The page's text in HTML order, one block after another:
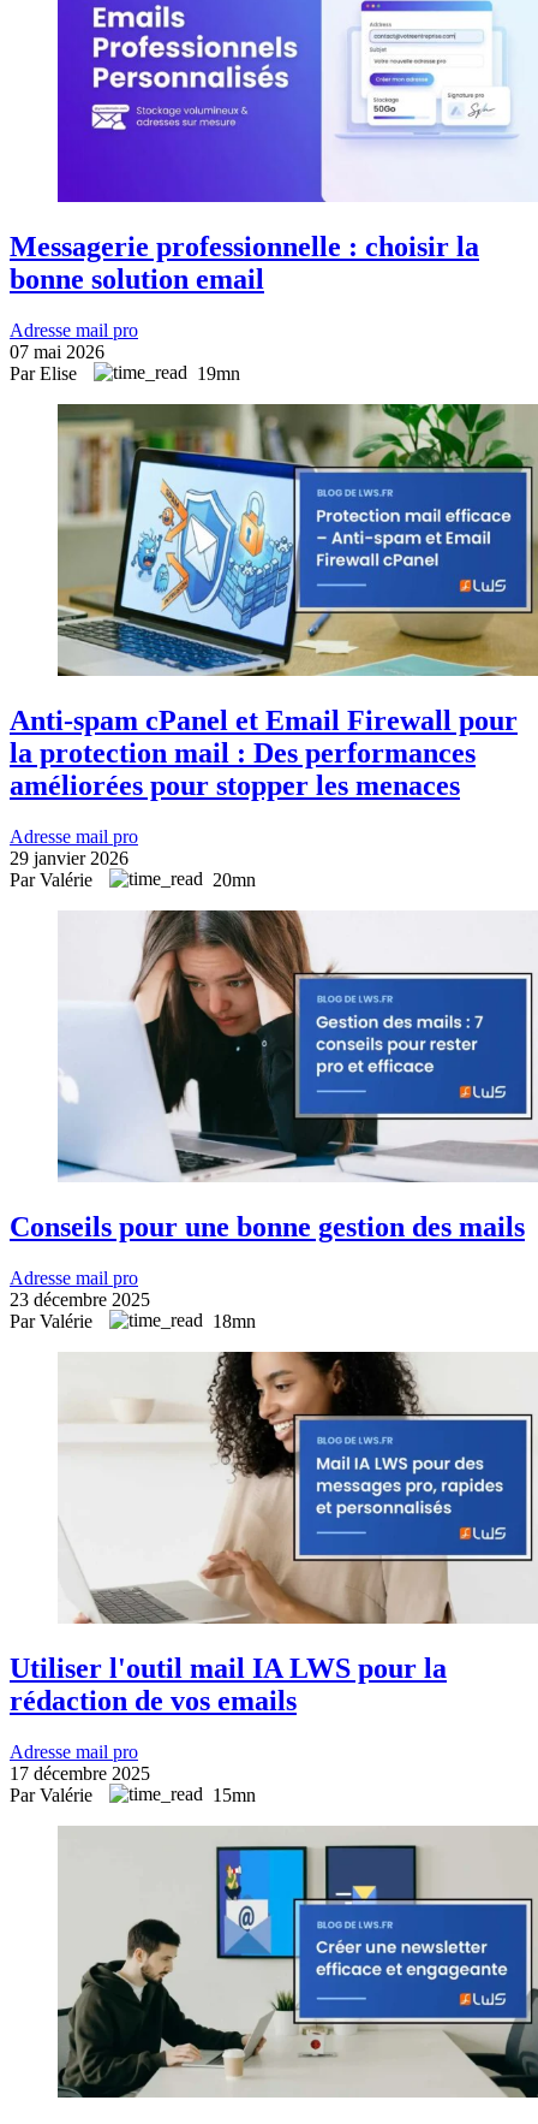
Messagerie professionnelle : choisir la
bonne solution email
Adresse mail pro
07 mai 2026
Par Elise
19mn
Anti-spam cPanel et Email Firewall pour
la protection mail : Des performances
améliorées pour stopper les menaces
Adresse mail pro
29 janvier 2026
Par Valérie
20mn
Conseils pour une bonne gestion des mails
Adresse mail pro
23 décembre 2025
Par Valérie
18mn
Utiliser l'outil mail IA LWS pour la
rédaction de vos emails
Adresse mail pro
17 décembre 2025
Par Valérie
15mn